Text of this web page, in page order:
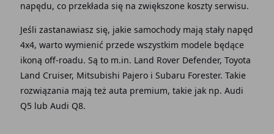
napędu, co przekłada się na zwiększone koszty serwisu.
Jeśli zastanawiasz się, jakie samochody mają stały napęd
4x4, warto wymienić przede wszystkim modele będące
ikoną off-roadu. Są to m.in. Land Rover Defender, Toyota
Land Cruiser, Mitsubishi Pajero i Subaru Forester. Takie
rozwiązania mają też auta premium, takie jak np. Audi
Q5 lub Audi Q8.